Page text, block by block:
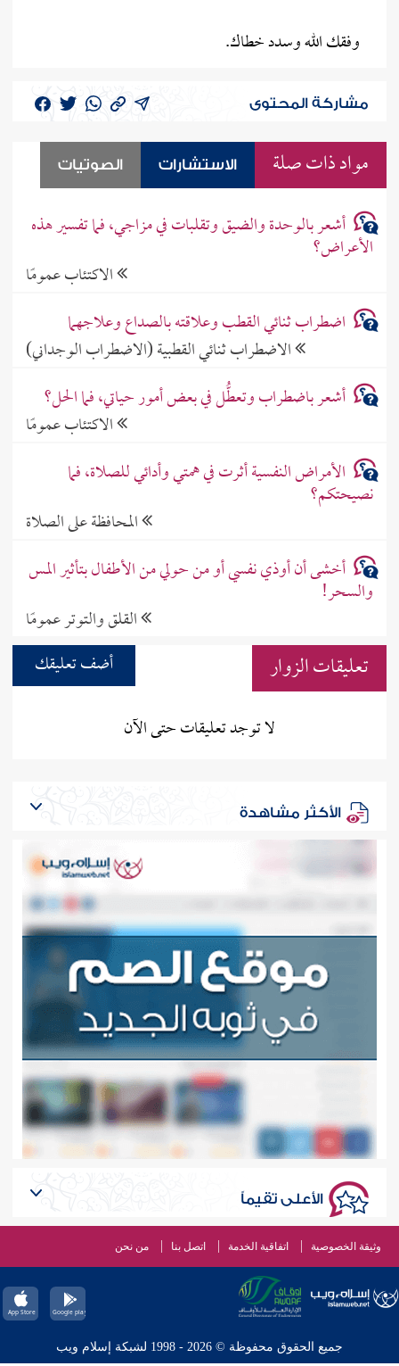
وفقك الله وسدد خطاك.
مشاركة المحتوى
مواد ذات صلة الاستشارات الصوتيات
أشعر بالوحدة والضيق وتقلبات في مزاجي، فما تفسير هذه
الأعراض؟
الاكتئاب عمومًا
اضطراب ثنائي القطب وعلاقته بالصداع وعلاجهما
الاضطراب ثنائي القطبية (الاضطراب الوجداني)
أشعر باضطراب وتعطُّل في بعض أمور حياتي، فما الحل؟
الاكتئاب عمومًا
الأمراض النفسية أثرت في همتي وأدائي للصلاة، فما
نصيحتكم؟
المحافظة على الصلاة
أخشى أن أوذي نفسي أو من حولي من الأطفال بتأثير المس
والسحر!
القلق والتوتر عمومًا
تعليقات الزوار
أضف تعليقك
لا توجد تعليقات حتى الآن
الأكثر مشاهدة
الأعلى تقيماً
وثيقة الخصوصية اتفاقية الخدمة اتصل بنا من نحن
جميع الحقوق محفوظة © 2026 - 1998 لشبكة إسلام ويب